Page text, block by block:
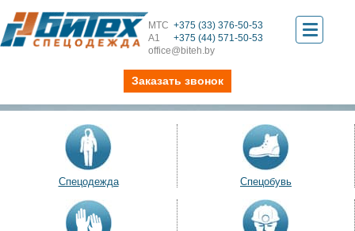
МТС +375 (33) 376-50-53
А1
+375 (44) 571-50-53
office@biteh.by
Toggle
Заказать звонок
Спецодежда Спецобувь